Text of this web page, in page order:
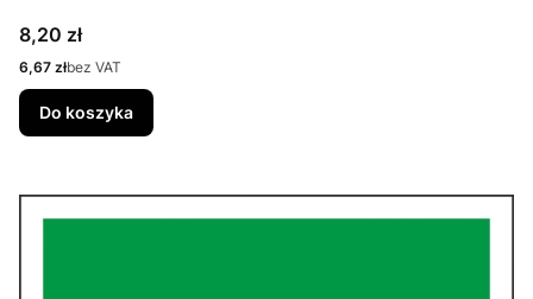
Cena
8,20 zł
Cena
6,67 złbez VAT
Do koszyka